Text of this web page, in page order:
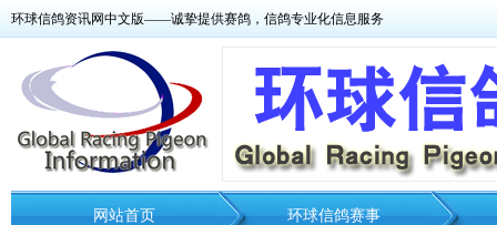
环球信鸽资讯网中文版——诚挚提供赛鸽，信鸽专业化信息服务
网站首页 环球信鸽赛事